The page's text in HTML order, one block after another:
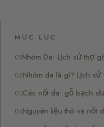
MỤC LỤC
Nhóm Da: Lịch sử thợ
Nhóm da là gì? Lịch
Các nốt da: gỗ bạch
Nguyên liệu thô và nốt